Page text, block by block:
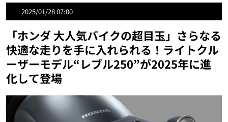
2025/01/28 07:00
「ホンダ 大人気バイクの超目玉」さらなる
快適な走りを手に入れられる！ライトクル
ーザーモデル“レブル250”が2025年に進
化して登場